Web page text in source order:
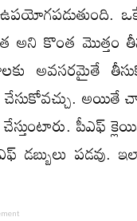
అని కొంత మొత్తం
అవసరమైతే
పీఎఫ్
డబ్బులు పడవు.